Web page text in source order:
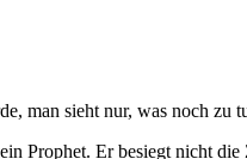
man sieht nur, was noch zu
Prophet. Er besiegt nicht